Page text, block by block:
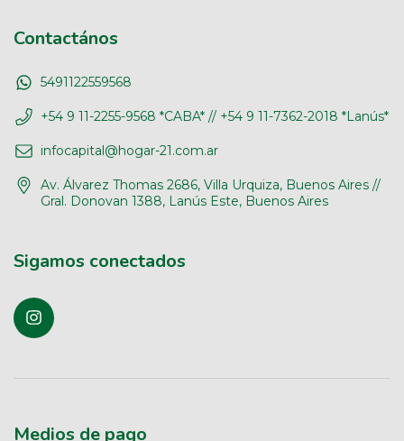
Contactános
5491122559568
+54 9 11-2255-9568 *CABA* // +54 9 11-7362-2018 *Lanús*
infocapital@hogar-21.com.ar
Av. Álvarez Thomas 2686, Villa Urquiza, Buenos Aires //
Gral. Donovan 1388, Lanús Este, Buenos Aires
Sigamos conectados
Medios de pago